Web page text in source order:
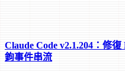
Claude Code v2.1.204：修復
鉤事件串流